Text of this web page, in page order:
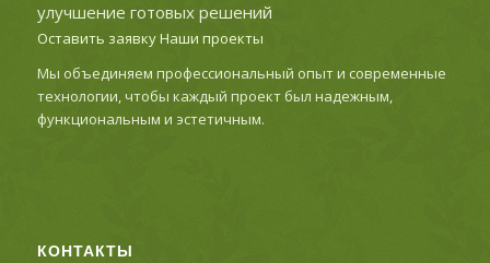
улучшение готовых решений
Оставить заявкуНаши проекты
Мы объединяем профессиональный опыт и современные
технологии, чтобы каждый проект был надежным,
функциональным и эстетичным.
КОНТАКТЫ